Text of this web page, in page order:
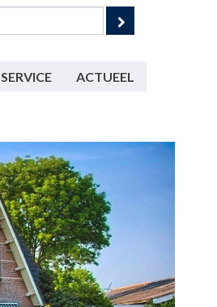
SERVICE ACTUEEL